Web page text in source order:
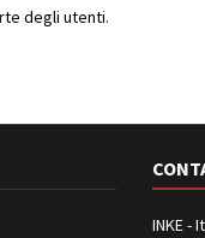
degli utenti.
INKE -